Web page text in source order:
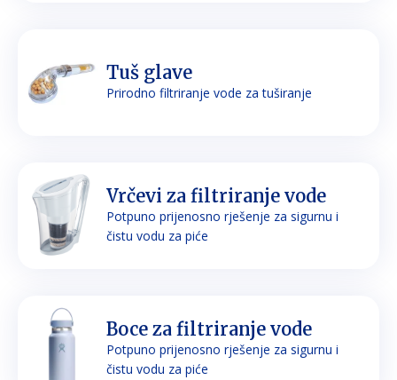
Tuš glave
Prirodno filtriranje vode za tuširanje
Vrčevi za filtriranje vode
Potpuno prijenosno rješenje za sigurnu i
čistu vodu za piće
Boce za filtriranje vode
Potpuno prijenosno rješenje za sigurnu i
čistu vodu za piće